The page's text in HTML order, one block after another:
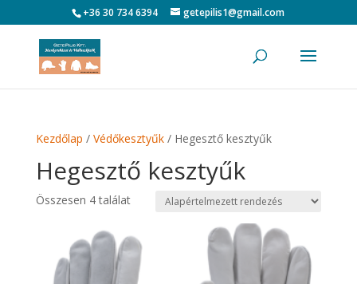
+36 30 734 6394 getepilis1@gmail.com
Kezdőlap / Védőkesztyűk/ Hegesztő kesztyűk
Hegesztő kesztyűk
Összesen 4 találat